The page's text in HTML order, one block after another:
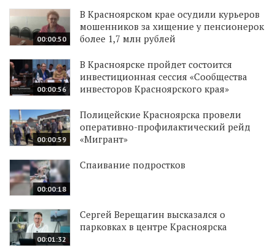
00:00:50
В Красноярском крае осудили курьеров
мошенников за хищение у пенсионерок
более 1,7 млн рублей
00:00:56
В Красноярске пройдет состоится
инвестиционная сессия «Сообщества
инвесторов Красноярского края»
00:00:59
Полицейские Красноярска провели
оперативно-профилактический рейд
«Мигрант»
00:00:18
Спаивание подростков
00:01:32
Сергей Верещагин высказался о
парковках в центре Красноярска